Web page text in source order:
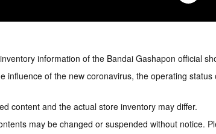
information of the Bandai Gashapon official
influence of the new coronavirus, the operating
content and the actual store inventory may differ.
may be changed or suspended without notice.